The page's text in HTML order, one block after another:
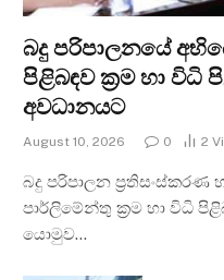
බදු පරිපාලනයේ
පිළිබඳව ක්‍රම හා විධි
අවධානයට
August 10, 2026 0 2
බදු පරිපාලන ප්‍රතිසංස්කරණ
පාර්ලිමේන්තු ක්‍රම හා විධි
යොමුව…